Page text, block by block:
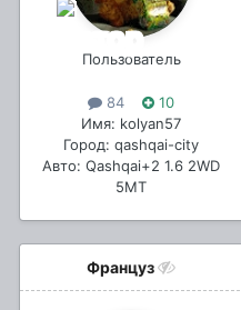
Пользователь
84
10
Имя: kolyan57
Город: qashqai-city
Авто: Qashqai+2 1.6 2WD
5MT
Француз